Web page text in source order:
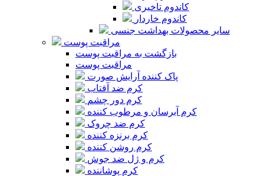
کاندوم تاخیری
کاندوم خاردار
سایر محصولات بهداشت جنسی
مراقبت پوست
بازگشت به مراقبت پوست
مراقبت پوست
پاک کننده آرایش صورت
کرم ضد آفتاب
کرم دور چشم
کرم آبرسان و مرطوب کننده
کرم ضد چروک
کرم برنزه کننده
کرم روشن کننده
کرم و ژل ضد جوش
کرم پوشاننده